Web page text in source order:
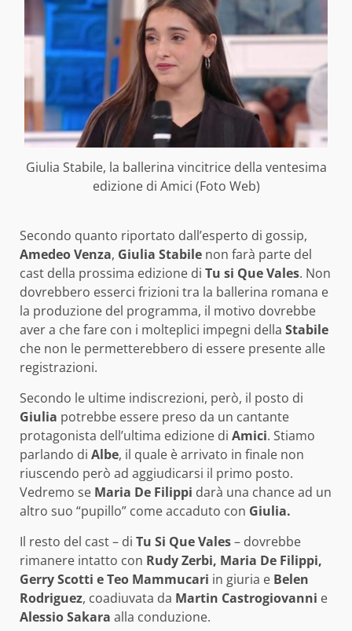
Giulia Stabile, la ballerina vincitrice della ventesima
edizione di Amici (Foto Web)
Secondo quanto riportato dall’esperto di gossip,
Amedeo Venza, Giulia Stabile non farà parte del
cast della prossima edizione di Tu si Que Vales. Non
dovrebbero esserci frizioni tra la ballerina romana e
la produzione del programma, il motivo dovrebbe
aver a che fare con i molteplici impegni della Stabile
che non le permetterebbero di essere presente alle
registrazioni.
Secondo le ultime indiscrezioni, però, il posto di
Giulia potrebbe essere preso da un cantante
protagonista dell’ultima edizione di Amici. Stiamo
parlando di Albe, il quale è arrivato in finale non
riuscendo però ad aggiudicarsi il primo posto.
Vedremo se Maria De Filippi darà una chance ad un
altro suo “pupillo” come accaduto con Giulia.
Il resto del cast – di Tu Si Que Vales– dovrebbe
rimanere intatto con Rudy Zerbi, Maria De Filippi,
Gerry Scotti e Teo Mammucari in giuria e Belen
Rodriguez, coadiuvata da Martin Castrogiovanni e
Alessio Sakara alla conduzione.